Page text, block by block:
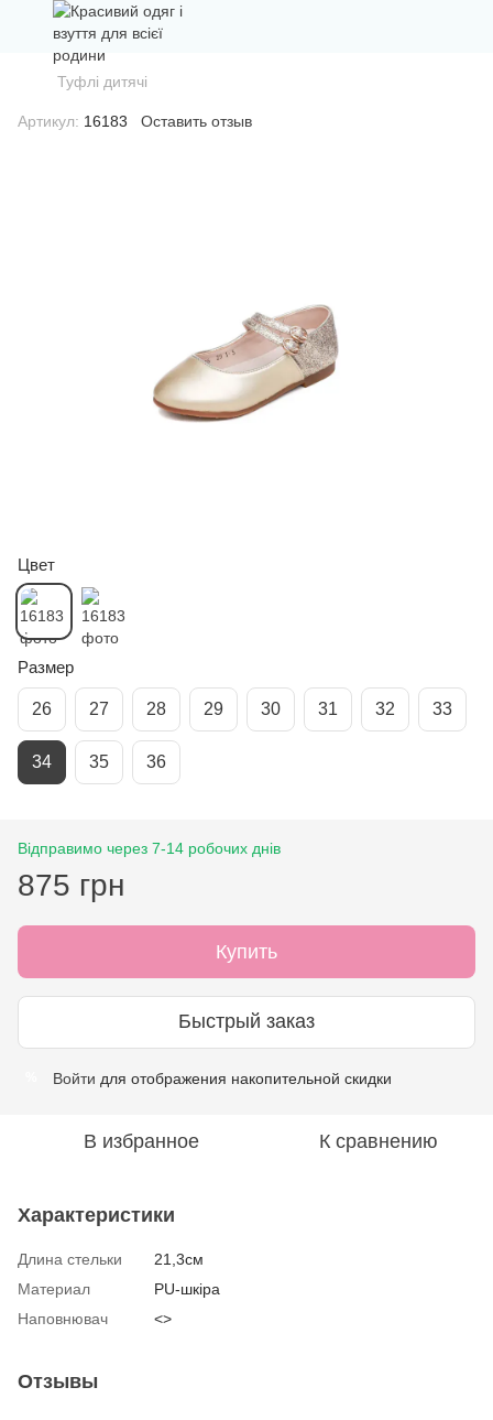
Туфлі дитячі
Артикул: 16183 Оставить отзыв
Цвет
Размер
26 27 28 29 30 31 32 33
34 35 36
Відправимо через 7-14 робочих днів
875 грн
Купить
Быстрый заказ
Войти для отображения накопительной скидки
В избранное К сравнению
Характеристики
Длина стельки
21,3см
Материал
PU-шкіра
Наповнювач
<>
Отзывы